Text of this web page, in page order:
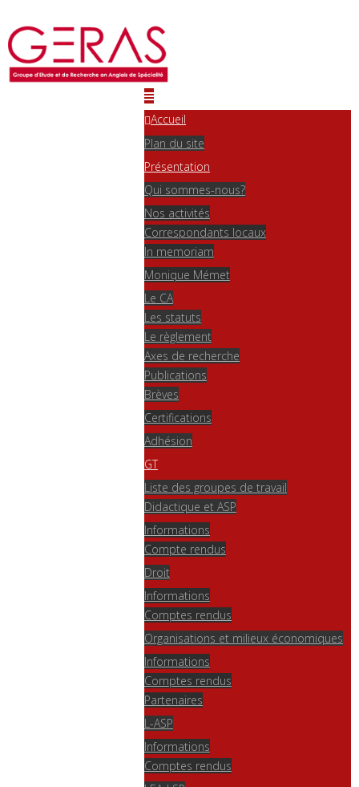
Accueil
Plan du site
Présentation
Qui sommes-nous?
Nos activités
Correspondants locaux
In memoriam
Monique Mémet
Le CA
Les statuts
Le règlement
Axes de recherche
Publications
Brèves
Certifications
Adhésion
GT
Liste des groupes de travail
Didactique et ASP
Informations
Compte rendus
Droit
Informations
Comptes rendus
Organisations et milieux économiques
Informations
Comptes rendus
Partenaires
L-ASP
Informations
Comptes rendus